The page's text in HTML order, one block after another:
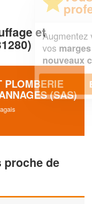
et
PLOMBERIE
(SAS)
proche de
chiffre d'affaireset
gagnant de
plus